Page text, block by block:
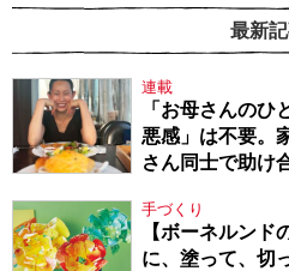
最新
連載
「お母さんのひ
悪感」は不要。
さん同士で助け
手づくり
【ボーネルンド
に、塗って、切